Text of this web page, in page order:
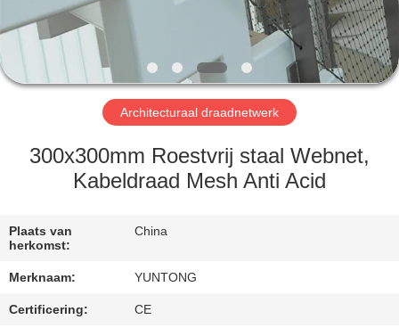
ONS
FABRIEKSREIS
KWALITEITSCONTROLE
ONS
NIEUWS
Architecturaal draadnetwerk
300x300mm Roestvrij staal Webnet,
Kabeldraad Mesh Anti Acid
Plaats van
herkomst:
China
Merknaam: YUNTONG
Certificering: CE